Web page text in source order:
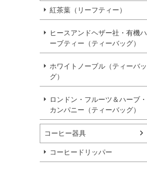
紅茶葉（リーフティー）
ヒースアンドヘザー社・有機ハ
ーブティー（ティーバッグ）
ホワイトノーブル（ティーバッ
グ）
ロンドン・フルーツ＆ハーブ・
カンパニー（ティーバッグ）
コーヒー器具
コーヒードリッパー